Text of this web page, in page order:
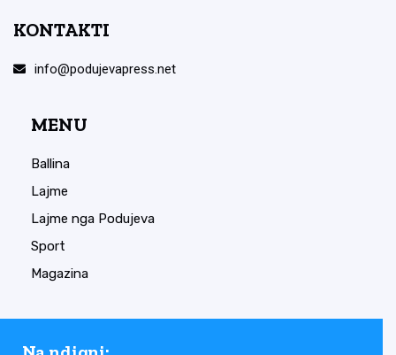
KONTAKTI
info@podujevapress.net
MENU
Ballina
Lajme
Lajme nga Podujeva
Sport
Magazina